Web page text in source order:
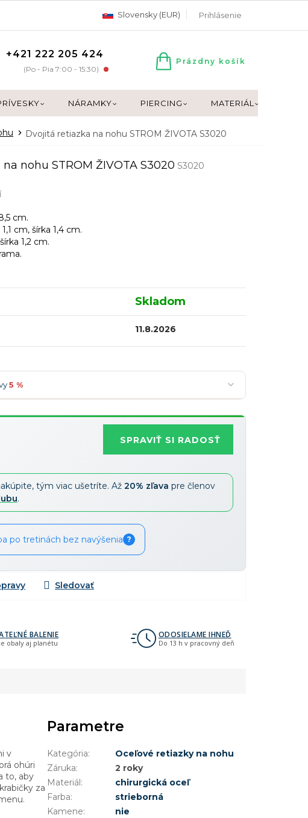
Slovensky (EUR) Prihlásenie
+421 222 205 424
(Po - Pia 7:00 - 15:30)
NÁKUPNÝ
Prázdny košík
NÁRAMKY PIERCING MATERIÁL
Dvojitá retiazka na nohu STROM ŽIVOTA S3020
nohu STROM ŽIVOTA S3020 S3020
cm.
cm, šírka 1,4 cm.
1,2 cm.
Skladom
11.8.2026
5 %
Najobľúbenejšia
SPRAVIŤ SI RADOSŤ
tým viac ušetríte. Až 20% zľava pre členov
.
po tretinách bez navýšenia ?
BALENIE
obaly aj planétu
ODOSIELAME IHNEĎ
Do 13 h v pracovný deň
v
ohúri
to, aby
za
Parametre
Kategória:
Oceľové retiazky na nohu
Záruka:
2 roky
Materiál:
chirurgická oceľ
Farba:
strieborná
Kamene:
nie